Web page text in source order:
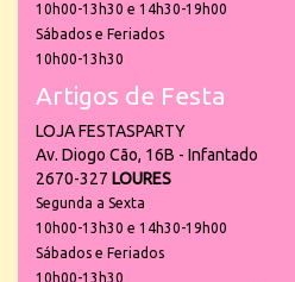
10h00-13h30 e 14h30-19h00
Sábados e Feriados
10h00-13h30
Artigos de Festa
LOJA FESTASPARTY
Av. Diogo Cão, 16B - Infantado
2670-327 LOURES
Segunda a Sexta
10h00-13h30 e 14h30-19h00
Sábados e Feriados
10h00-13h30